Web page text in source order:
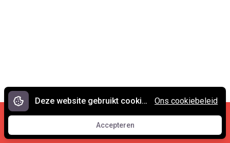
Cookies en privacy •
Contact
© 2007 - 2026 Spreekwoorden.nl
Deze website gebruikt cookies.
Accepteren
Accepteren
Ons cookiebeleid